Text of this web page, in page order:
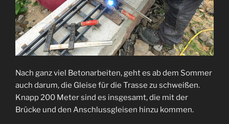
Nach ganz viel Betonarbeiten, geht es ab dem Sommer
auch darum, die Gleise für die Trasse zu schweißen.
Knapp 200 Meter sind es insgesamt, die mit der
Brücke und den Anschlussgleisen hinzu kommen.